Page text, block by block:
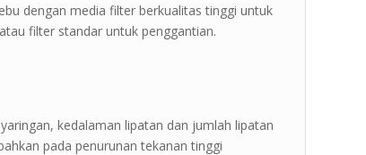
dengan media filter berkualitas tinggi untuk
filter standar untuk penggantian.
kedalaman lipatan dan jumlah lipatan
pada penurunan tekanan tinggi